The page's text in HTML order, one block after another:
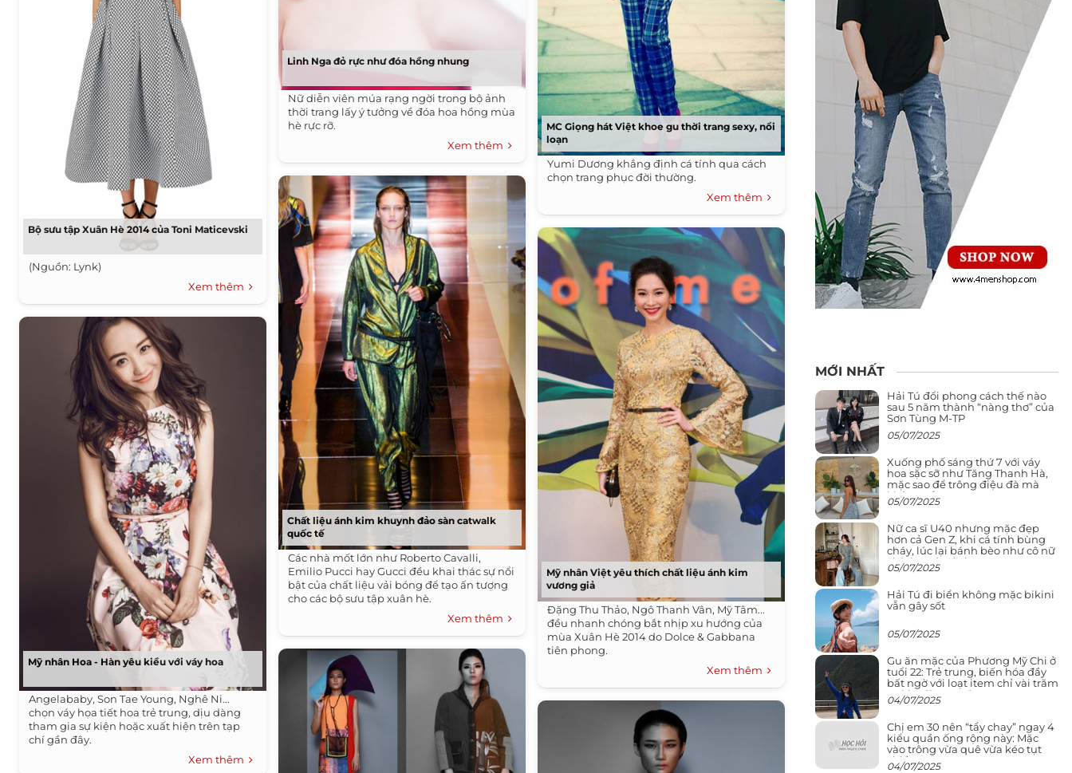
Bộ sưu tập Xuân Hè 2014 của Toni Maticevski
(Nguồn: Lynk)
Xem thêm
Mỹ nhân Hoa - Hàn yêu kiều với váy hoa
Angelababy, Son Tae Young, Nghê Ni...
chọn váy họa tiết hoa trẻ trung, dịu dàng
tham gia sự kiện hoặc xuất hiện trên tạp
chí gần đây.
Xem thêm
Linh Nga đỏ rực như đóa hồng nhung
Nữ diễn viên múa rạng ngời trong bộ ảnh
thời trang lấy ý tưởng về đóa hoa hồng mùa
hè rực rỡ.
Xem thêm
Chất liệu ánh kim khuynh đảo sàn catwalk
quốc tế
Các nhà mốt lớn như Roberto Cavalli,
Emilio Pucci hay Gucci đều khai thác sự nổi
bật của chất liệu vải bóng để tạo ấn tượng
cho các bộ sưu tập xuân hè.
Xem thêm
MC Giọng hát Việt khoe gu thời trang sexy, nổi
loạn
Yumi Dương khẳng định cá tính qua cách
chọn trang phục đời thường.
Xem thêm
Mỹ nhân Việt yêu thích chất liệu ánh kim
vương giả
Đặng Thu Thảo, Ngô Thanh Vân, Mỹ Tâm...
đều nhanh chóng bắt nhịp xu hướng của
mùa Xuân Hè 2014 do Dolce & Gabbana
tiên phong.
Xem thêm
MỚI NHẤT
Hải Tú đổi phong cách thế nào
sau 5 năm thành “nàng thơ” của
Sơn Tùng M-TP
05/07/2025
Xuống phố sáng thứ 7 với váy
hoa sặc sỡ như Tăng Thanh Hà,
mặc sao để trông điệu đà mà
không sến
05/07/2025
Nữ ca sĩ U40 nhưng mặc đẹp
hơn cả Gen Z, khi cá tính bùng
cháy, lúc lại bánh bèo như cô nữ
chính ngôn tình
05/07/2025
Hải Tú đi biển không mặc bikini
vẫn gây sốt
05/07/2025
Gu ăn mặc của Phương Mỹ Chi ở
tuổi 22: Trẻ trung, biến hóa đầy
bất ngờ với loạt item chỉ vài trăm
nghìn đã mua được
04/07/2025
Chị em 30 nên “tẩy chay” ngay 4
kiểu quần ống rộng này: Mặc
vào trông vừa quê vừa kéo tụt
chiều cao
04/07/2025